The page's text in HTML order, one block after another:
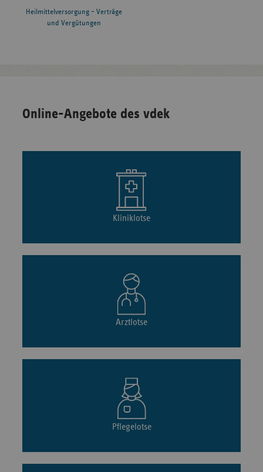
Heilmittelversorgung – Verträge
und Vergütungen
Online-Angebote des vdek
Kliniklotse
Arztlotse
Pflegelotse